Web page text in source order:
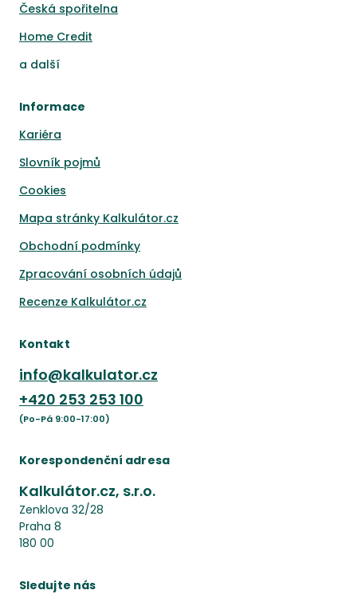
Česká spořitelna
Home Credit
a další
Informace
Kariéra
Slovník pojmů
Cookies
Mapa stránky Kalkulátor.cz
Obchodní podmínky
Zpracování osobních údajů
Recenze Kalkulátor.cz
Kontakt
info@kalkulator.cz
+420 253 253 100
(Po-Pá 9:00-17:00)
Korespondenční adresa
Kalkulátor.cz, s.r.o.
Zenklova 32/28
Praha 8
180 00
Sledujte nás